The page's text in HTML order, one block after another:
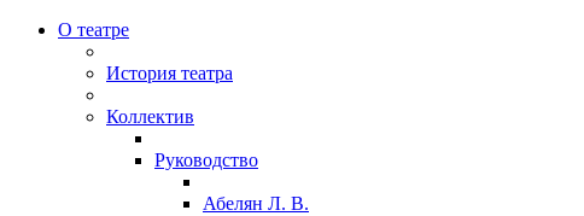
О театре
История театра
Коллектив
Руководство
Абелян Л. В.